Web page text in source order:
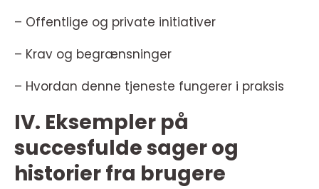
– Offentlige og private initiativer
– Krav og begrænsninger
– Hvordan denne tjeneste fungerer i praksis
IV. Eksempler på
succesfulde sager og
historier fra brugere